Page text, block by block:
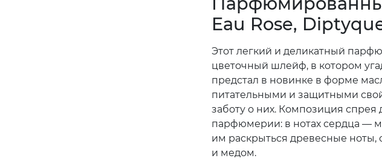
Eau Rose,
Этот легкий и деликатный
цветочный шлейф, в котором
предстал в новинке в форме
питательными и защитными
заботу о них. Композиция
парфюмерии: в нотах сердца —
им раскрыться древесные ноты,
и медом.